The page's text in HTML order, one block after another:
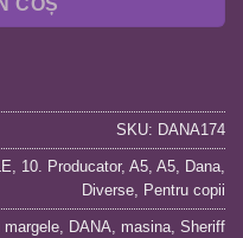
COȘ
SKU: DANA174
, 10. Producator, A5, A5, Dana,
Diverse, Pentru copii
margele, DANA, masina, Sheriff